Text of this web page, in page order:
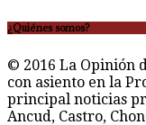
¿Quiénes somos?
© 2016 La Opinión
con asiento en la
principal noticias
Ancud, Castro,